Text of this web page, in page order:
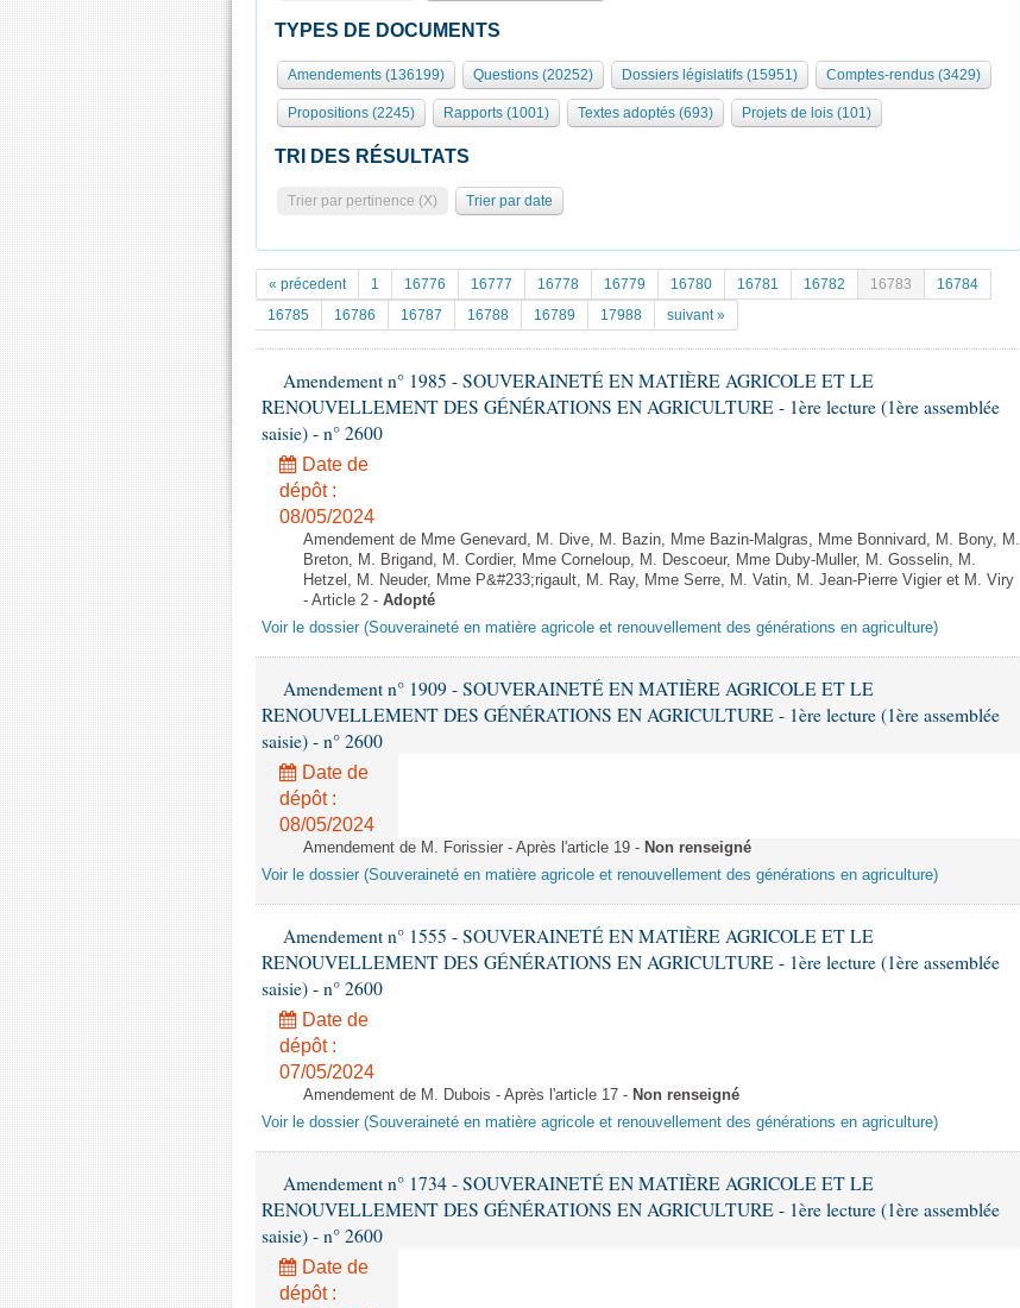
TYPES DE DOCUMENTS
Amendements (136199) Questions (20252) Dossiers législatifs (15951) Comptes-rendus (3429)
Propositions (2245) Rapports (1001) Textes adoptés (693) Projets de lois (101)
TRI DES RÉSULTATS
Trier par pertinence (X) Trier par date
« précedent 1 16776 16777 16778 16779 16780 16781 16782 16783
16784
16785
16786 16787 16788 16789 17988 suivant »
Amendement n° 1985 - SOUVERAINETÉ EN MATIÈRE AGRICOLE ET LE
RENOUVELLEMENT DES GÉNÉRATIONS EN AGRICULTURE - 1ère lecture (1ère assemblée
saisie) - n° 2600
Date de
dépôt :
08/05/2024
Amendement de Mme Genevard, M. Dive, M. Bazin, Mme Bazin-Malgras, Mme Bonnivard, M. Bony, M.
Breton, M. Brigand, M. Cordier, Mme Corneloup, M. Descoeur, Mme Duby-Muller, M. Gosselin, M.
Hetzel, M. Neuder, Mme P&#233;rigault, M. Ray, Mme Serre, M. Vatin, M. Jean-Pierre Vigier et M. Viry
- Article 2 - Adopté
Voir le dossier (Souveraineté en matière agricole et renouvellement des générations en agriculture)
Amendement n° 1909 - SOUVERAINETÉ EN MATIÈRE AGRICOLE ET LE
RENOUVELLEMENT DES GÉNÉRATIONS EN AGRICULTURE - 1ère lecture (1ère assemblée
saisie) - n° 2600
Date de
dépôt :
08/05/2024
Amendement de M. Forissier - Après l'article 19 - Non renseigné
Voir le dossier (Souveraineté en matière agricole et renouvellement des générations en agriculture)
Amendement n° 1555 - SOUVERAINETÉ EN MATIÈRE AGRICOLE ET LE
RENOUVELLEMENT DES GÉNÉRATIONS EN AGRICULTURE - 1ère lecture (1ère assemblée
saisie) - n° 2600
Date de
dépôt :
07/05/2024
Amendement de M. Dubois - Après l'article 17 - Non renseigné
Voir le dossier (Souveraineté en matière agricole et renouvellement des générations en agriculture)
Amendement n° 1734 - SOUVERAINETÉ EN MATIÈRE AGRICOLE ET LE
RENOUVELLEMENT DES GÉNÉRATIONS EN AGRICULTURE - 1ère lecture (1ère assemblée
saisie) - n° 2600
Date de
dépôt :